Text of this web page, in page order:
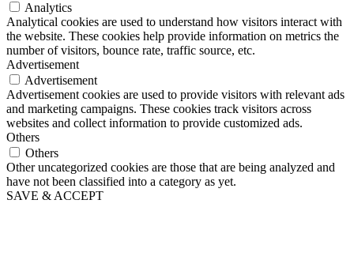
Analytics
Analytical cookies are used to understand how visitors interact with
the website. These cookies help provide information on metrics the
number of visitors, bounce rate, traffic source, etc.
Advertisement
Advertisement
Advertisement cookies are used to provide visitors with relevant ads
and marketing campaigns. These cookies track visitors across
websites and collect information to provide customized ads.
Others
Others
Other uncategorized cookies are those that are being analyzed and
have not been classified into a category as yet.
SAVE & ACCEPT